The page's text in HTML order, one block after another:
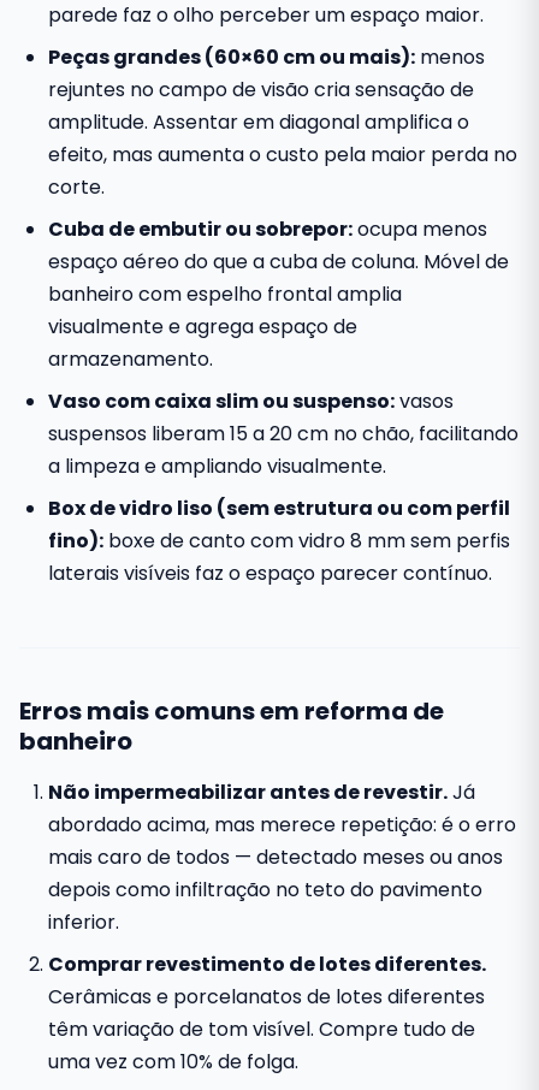
parede faz o olho perceber um espaço maior.
Peças grandes (60×60 cm ou mais): menos
rejuntes no campo de visão cria sensação de
amplitude. Assentar em diagonal amplifica o
efeito, mas aumenta o custo pela maior perda no
corte.
Cuba de embutir ou sobrepor:ocupa menos
espaço aéreo do que a cuba de coluna. Móvel de
banheiro com espelho frontal amplia
visualmente e agrega espaço de
armazenamento.
Vaso com caixa slim ou suspenso:vasos
suspensos liberam 15 a 20 cm no chão, facilitando
a limpeza e ampliando visualmente.
Box de vidro liso (sem estrutura ou com perfil
fino): boxe de canto com vidro 8 mm sem perfis
laterais visíveis faz o espaço parecer contínuo.
Erros mais comuns em reforma de
banheiro
Não impermeabilizar antes de revestir.Já
abordado acima, mas merece repetição: é o erro
mais caro de todos — detectado meses ou anos
depois como infiltração no teto do pavimento
inferior.
Comprar revestimento de lotes diferentes.
Cerâmicas e porcelanatos de lotes diferentes
têm variação de tom visível. Compre tudo de
uma vez com 10% de folga.